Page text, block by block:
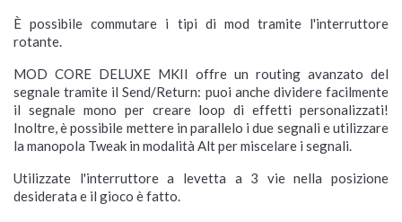
È possibile commutare i tipi di mod tramite l'interruttore
rotante.
MOD CORE DELUXE MKII offre un routing avanzato del
segnale tramite il Send/Return: puoi anche dividere facilmente
il segnale mono per creare loop di effetti personalizzati!
Inoltre, è possibile mettere in parallelo i due segnali e utilizzare
la manopola Tweak in modalità Alt per miscelare i segnali.
Utilizzate l'interruttore a levetta a 3 vie nella posizione
desiderata e il gioco è fatto.